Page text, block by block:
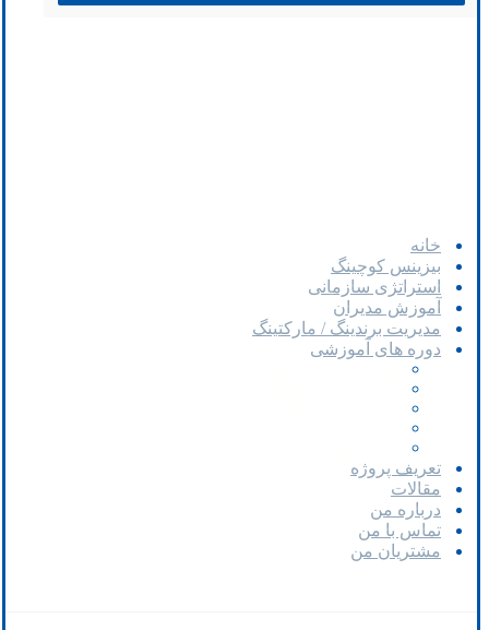
خانه
بیزینس کوچینگ
استراتژی سازمانی
آموزش مدیران
مدیریت برندینگ / مارکتینگ
دوره های آموزشی
تعریف پروژه
مقالات
درباره من
تماس با من
مشتریان من